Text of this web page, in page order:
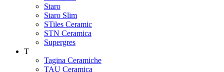
Staro
Staro Slim
STiles Ceramic
STN Ceramica
Supergres
T
Tagina Ceramiche
TAU Ceramica